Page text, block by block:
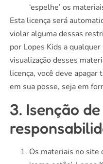
‘espelhe’ os
Esta licença será
violar alguma dessas
por Lopes Kids a
visualização desses
licença, você deve
em sua posse, seja em
3. Isenção de
Os materiais no site